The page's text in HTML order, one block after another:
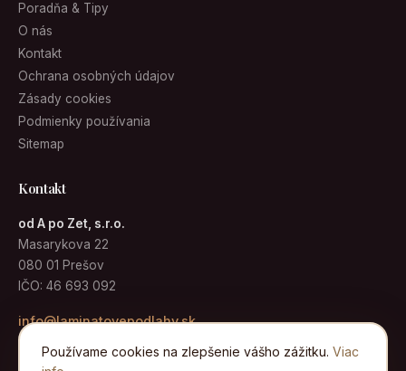
Používame cookies na zlepšenie vášho zážitku. Viac
Poradňa & Tipy
O nás
Kontakt
Ochrana osobných údajov
Zásady cookies
Podmienky používania
Sitemap
Kontakt
od A po Zet, s.r.o.
Masarykova 22
080 01 Prešov
IČO: 46 693 092
info@laminatovepodlahy.sk